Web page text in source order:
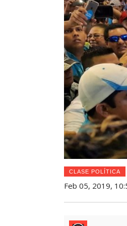
CLASE POLÍTICA
Feb 05, 2019,